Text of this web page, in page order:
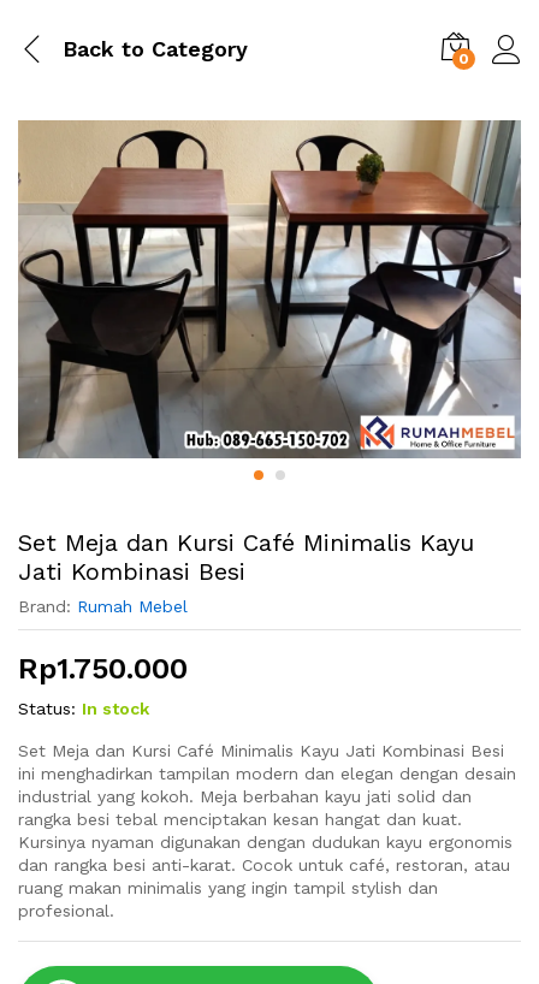
Back to Category 0
Set Meja dan Kursi Café Minimalis Kayu
Jati Kombinasi Besi
Brand: Rumah Mebel
Rp1.750.000
Status: In stock
Set Meja dan Kursi Café Minimalis Kayu Jati Kombinasi Besi
ini menghadirkan tampilan modern dan elegan dengan desain
industrial yang kokoh. Meja berbahan kayu jati solid dan
rangka besi tebal menciptakan kesan hangat dan kuat.
Kursinya nyaman digunakan dengan dudukan kayu ergonomis
dan rangka besi anti-karat. Cocok untuk café, restoran, atau
ruang makan minimalis yang ingin tampil stylish dan
profesional.